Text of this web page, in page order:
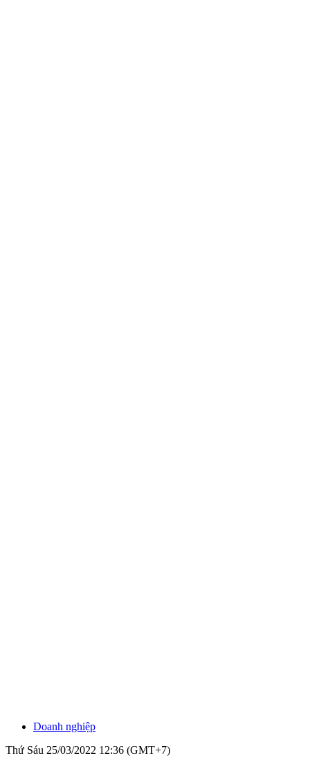
Doanh nghiệp
Thứ Sáu 25/03/2022 12:36 (GMT+7)